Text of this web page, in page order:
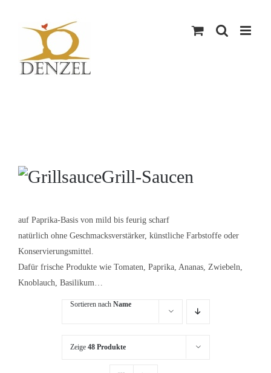
Grill-Saucen
auf Paprika-Basis von mild bis feurig scharf
natürlich ohne Geschmacksverstärker, künstliche Farbstoffe oder
Konservierungsmittel.
Dafür frische Produkte wie Tomaten, Paprika, Ananas, Zwiebeln,
Knoblauch, Basilikum…
Sortieren nach Name
Zeige 48 Produkte